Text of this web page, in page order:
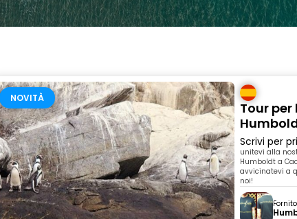
NOVITÀ
Tour
Scrivi per
unitevi alla
Humboldt a
avvicinatevi a
noi!